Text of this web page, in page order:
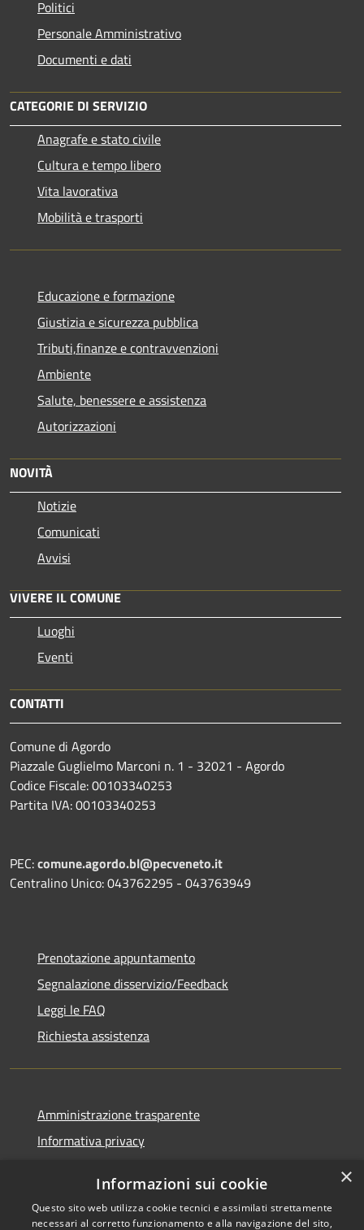
Politici
Personale Amministrativo
Documenti e dati
CATEGORIE DI SERVIZIO
Anagrafe e stato civile
Cultura e tempo libero
Vita lavorativa
Mobilità e trasporti
Educazione e formazione
Giustizia e sicurezza pubblica
Tributi,finanze e contravvenzioni
Ambiente
Salute, benessere e assistenza
Autorizzazioni
NOVITÀ
Notizie
Comunicati
Avvisi
VIVERE IL COMUNE
Luoghi
Eventi
CONTATTI
Comune di Agordo
Piazzale Guglielmo Marconi n. 1 - 32021 - Agordo
Codice Fiscale: 00103340253
Partita IVA: 00103340253
PEC:comune.agordo.bl@pecveneto.it
Centralino Unico: 043762295 - 043763949
Prenotazione appuntamento
Segnalazione disservizio/Feedback
Leggi le FAQ
Richiesta assistenza
Amministrazione trasparente
Informativa privacy
Dichiarazione di accessibilità
×
Informazioni sui cookie
Questo sito web utilizza cookie tecnici e assimilati strettamente
necessari al corretto funzionamento e alla navigazione del sito,